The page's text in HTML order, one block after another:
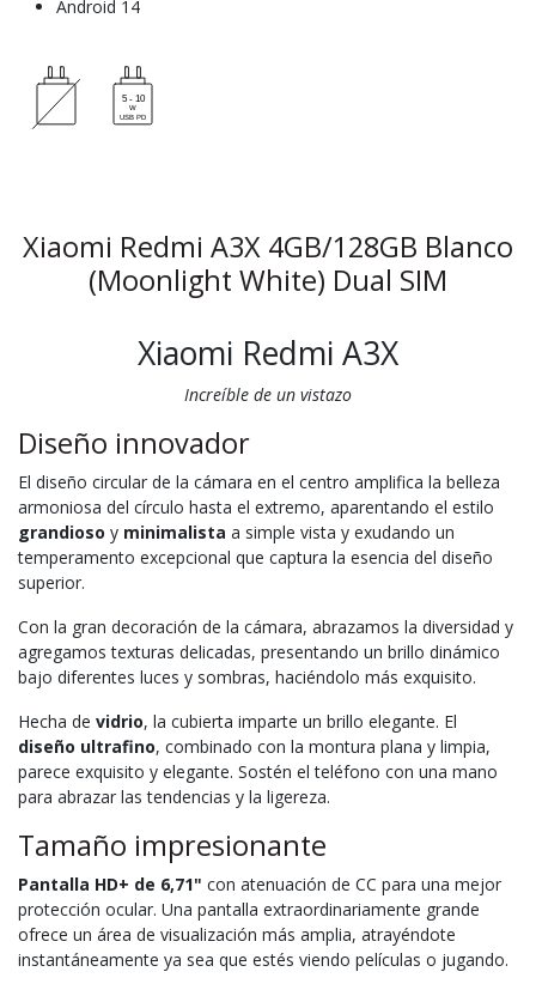
Android 14
Xiaomi Redmi A3X 4GB/128GB Blanco
(Moonlight White) Dual SIM
Xiaomi Redmi A3X
Increíble de un vistazo
Diseño innovador
El diseño circular de la cámara en el centro amplifica la belleza
armoniosa del círculo hasta el extremo, aparentando el estilo
grandioso y minimalista a simple vista y exudando un
temperamento excepcional que captura la esencia del diseño
superior.
Con la gran decoración de la cámara, abrazamos la diversidad y
agregamos texturas delicadas, presentando un brillo dinámico
bajo diferentes luces y sombras, haciéndolo más exquisito.
Hecha de vidrio, la cubierta imparte un brillo elegante. El
diseño ultrafino, combinado con la montura plana y limpia,
parece exquisito y elegante. Sostén el teléfono con una mano
para abrazar las tendencias y la ligereza.
Tamaño impresionante
Pantalla HD+ de 6,71" con atenuación de CC para una mejor
protección ocular. Una pantalla extraordinariamente grande
ofrece un área de visualización más amplia, atrayéndote
instantáneamente ya sea que estés viendo películas o jugando.